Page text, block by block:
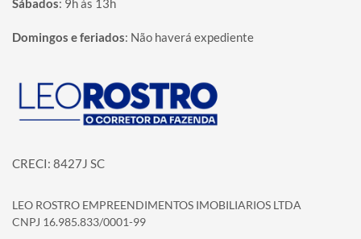
Sábados: 9h às 13h
Domingos e feriados: Não haverá expediente
Página inicial
CRECI: 8427J SC
LEO ROSTRO EMPREENDIMENTOS IMOBILIARIOS LTDA
CNPJ 16.985.833/0001-99